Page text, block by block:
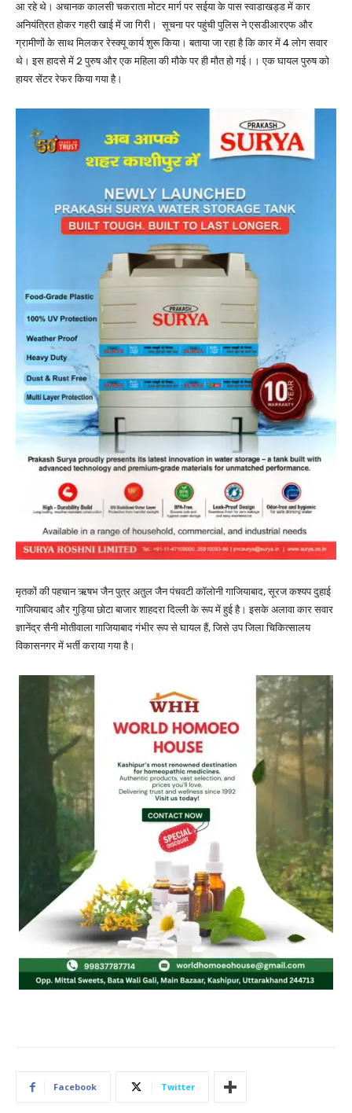
आ रहे थे। अचानक कालसी चकराता मोटर मार्ग पर सईया के पास स्वाडाखड्ड में कार
अनियंत्रित होकर गहरी खाई में जा गिरी। सूचना पर पहुंची पुलिस ने एसडीआरएफ और
ग्रामीणों के साथ मिलकर रेस्क्यू कार्य शुरू किया। बताया जा रहा है कि कार में 4 लोग सवार
थे। इस हादसे में 2 पुरुष और एक महिला की मौके पर ही मौत हो गई।। एक घायल पुरुष को
हायर सेंटर रेफर किया गया है।
मृतकों की पहचान ऋषभ जैन पुत्र अतुल जैन पंचवटी कॉलोनी गाजियाबाद, सूरज कश्यप दुहाई
गाजियाबाद और गुड़िया छोटा बाजार शाहदरा दिल्ली के रूप में हुई है। इसके अलावा कार सवार
ज्ञानेंद्र सैनी मोतीवाला गाजियाबाद गंभीर रूप से घायल हैं, जिसे उप जिला चिकित्सालय
विकासनगर में भर्ती कराया गया है।
Facebook Twitter